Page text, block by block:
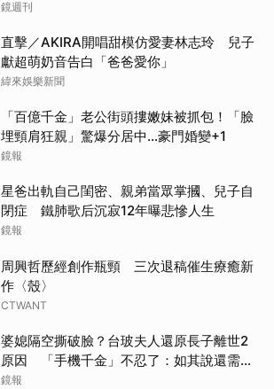
人笑翻
鏡週刊
直擊／AKIRA開唱甜模仿愛妻林志玲 兒子
獻超萌奶音告白「爸爸愛你」
緯來娛樂新聞
「百億千金」老公街頭摟嫩妹被抓包！「臉
埋頸肩狂親」驚爆分居中...豪門婚變+1
鏡報
星爸出軌自己閨密、親弟當眾掌摑、兒子自
閉症 鐵肺歌后沉寂12年曝悲慘人生
鏡報
周興哲歷經創作瓶頸 三次退稿催生療癒新
作〈殼〉
CTWANT
婆媳隔空撕破臉？台玻夫人還原長子離世2
原因 「手機千金」不忍了：如其說還需要
離開嗎？
鏡報